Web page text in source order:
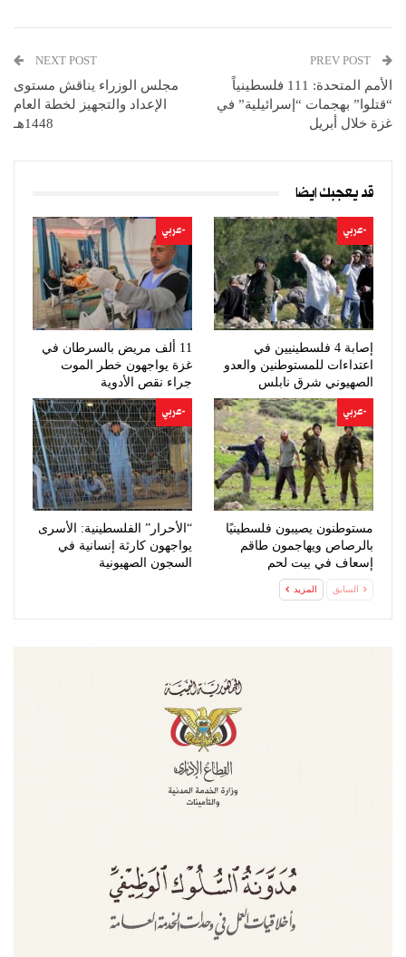
الأمم المتحدة: 111 فلسطينياً
“قتلوا” بهجمات “إسرائيلية” في
غزة خلال أبريل
NEXT POST
مجلس الوزراء يناقش مستوى
الإعداد والتجهيز لخطة العام
1448هـ
قد يعجبك ايضا
-عربي
إصابة 4 فلسطينيين في
اعتداءات للمستوطنين والعدو
الصهيوني شرق نابلس
-عربي
11 ألف مريض بالسرطان في
غزة يواجهون خطر الموت
جراء نقص الأدوية
-عربي
مستوطنون يصيبون فلسطينيًا
بالرصاص ويهاجمون طاقم
إسعاف في بيت لحم
-عربي
“الأحرار” الفلسطينية: الأسرى
يواجهون كارثة إنسانية في
السجون الصهيونية
السابق المزيد